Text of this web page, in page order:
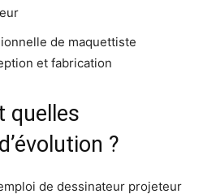
de maquettiste
et fabrication
quelles
?
de dessinateur projeteur